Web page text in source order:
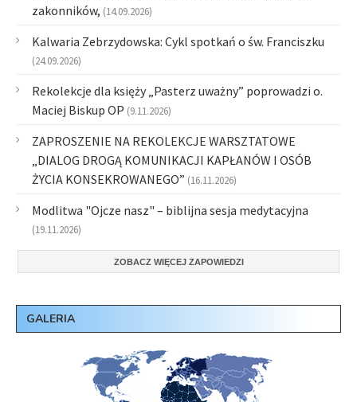
zakonników, (14.09.2026)
Kalwaria Zebrzydowska: Cykl spotkań o św. Franciszku
(24.09.2026)
Rekolekcje dla księży „Pasterz uważny” poprowadzi o.
Maciej Biskup OP (9.11.2026)
ZAPROSZENIE NA REKOLEKCJE WARSZTATOWE
„DIALOG DROGĄ KOMUNIKACJI KAPŁANÓW I OSÓB
ŻYCIA KONSEKROWANEGO” (16.11.2026)
Modlitwa "Ojcze nasz" – biblijna sesja medytacyjna
(19.11.2026)
ZOBACZ WIĘCEJ ZAPOWIEDZI
GALERIA